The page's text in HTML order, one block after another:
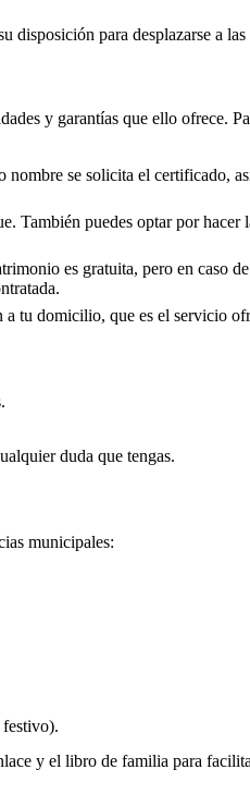
para desplazarse a
y garantías que ello ofrece.
se solicita el certificado,
. También puedes optar por hacer
es gratuita, pero en caso
tu domicilio, que es el servicio
duda que tengas.
municipales:
festivo).
y el libro de familia para